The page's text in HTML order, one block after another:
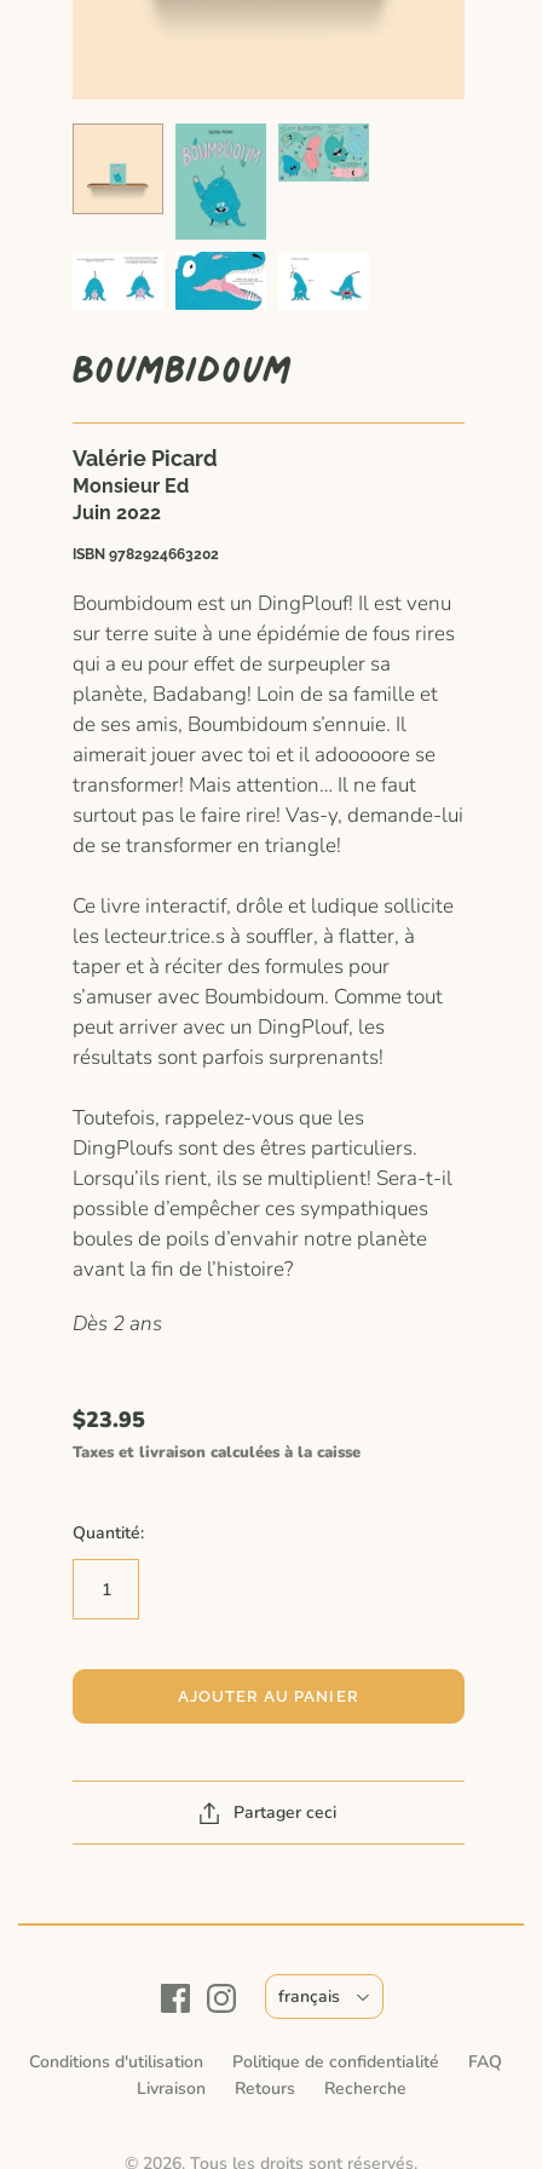
Boumbidoum
Valérie Picard
Monsieur Ed
Juin 2022
ISBN 9782924663202
Boumbidoum est un DingPlouf! Il est venu
sur terre suite à une épidémie de fous rires
qui a eu pour effet de surpeupler sa
planète, Badabang! Loin de sa famille et
de ses amis, Boumbidoum s’ennuie. Il
aimerait jouer avec toi et il adooooore se
transformer! Mais attention… Il ne faut
surtout pas le faire rire! Vas-y, demande-lui
de se transformer en triangle!
Ce livre interactif, drôle et ludique sollicite
les lecteur.trice.s à souffler, à flatter, à
taper et à réciter des formules pour
s’amuser avec Boumbidoum. Comme tout
peut arriver avec un DingPlouf, les
résultats sont parfois surprenants!
Toutefois, rappelez-vous que les
DingPloufs sont des êtres particuliers.
Lorsqu’ils rient, ils se multiplient! Sera-t-il
possible d’empêcher ces sympathiques
boules de poils d’envahir notre planète
avant la fin de l’histoire?
Dès 2 ans
$23.95
Taxes et livraison calculées à la caisse
Quantité:
AJOUTER AU PANIER
Partager ceci
Conditions d'utilisation Politique de confidentialité
FAQ
Livraison
Retours Recherche
© 2026. Tous les droits sont réservés.
français